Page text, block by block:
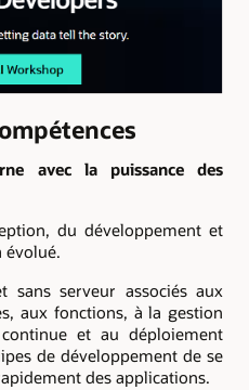
avec la puissance des
du développement et
évolué.
sans serveur associés aux
aux fonctions, à la gestion
et au déploiement
de développement de se
des applications.